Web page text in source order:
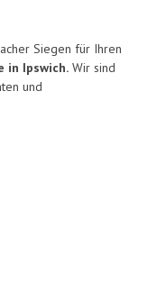
Siegen für Ihren
in Ipswich. Wir sind
und